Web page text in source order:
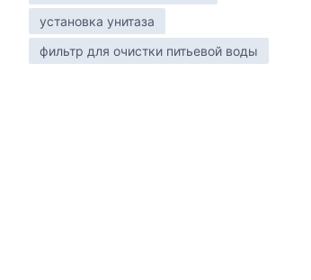
установка унитаза
фильтр для очистки питьевой воды